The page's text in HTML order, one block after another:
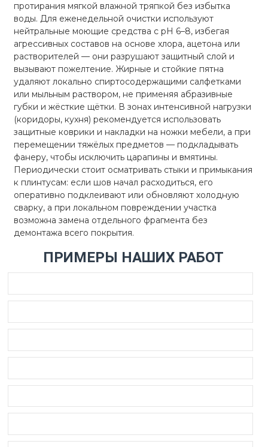
протирания мягкой влажной тряпкой без избытка
воды. Для еженедельной очистки используют
нейтральные моющие средства с pH 6–8, избегая
агрессивных составов на основе хлора, ацетона или
растворителей — они разрушают защитный слой и
вызывают пожелтение. Жирные и стойкие пятна
удаляют локально спиртосодержащими салфетками
или мыльным раствором, не применяя абразивные
губки и жёсткие щётки. В зонах интенсивной нагрузки
(коридоры, кухня) рекомендуется использовать
защитные коврики и накладки на ножки мебели, а при
перемещении тяжёлых предметов — подкладывать
фанеру, чтобы исключить царапины и вмятины.
Периодически стоит осматривать стыки и примыкания
к плинтусам: если шов начал расходиться, его
оперативно подклеивают или обновляют холодную
сварку, а при локальном повреждении участка
возможна замена отдельного фрагмента без
демонтажа всего покрытия.
ПРИМЕРЫ НАШИХ РАБОТ